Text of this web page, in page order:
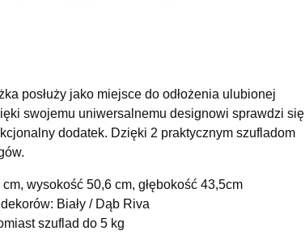
posłuży jako miejsce do odłożenia ulubionej
swojemu uniwersalnemu designowi sprawdzi się
dodatek. Dzięki 2 praktycznym szufladom
wysokość 50,6 cm, głębokość 43,5cm
Biały / Dąb Riva
szuflad do 5 kg